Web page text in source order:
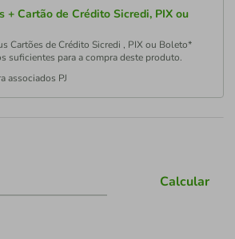
+ Cartão de Crédito Sicredi, PIX ou
Cartões de Crédito Sicredi , PIX ou Boleto*
suficientes para a compra deste produto.
associados PJ
Calcular